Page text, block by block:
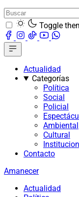
Toggle
Actualidad
Categorías
Política
Social
Policial
Ambiental
Cultural
Contacto
Amanecer
Actualidad